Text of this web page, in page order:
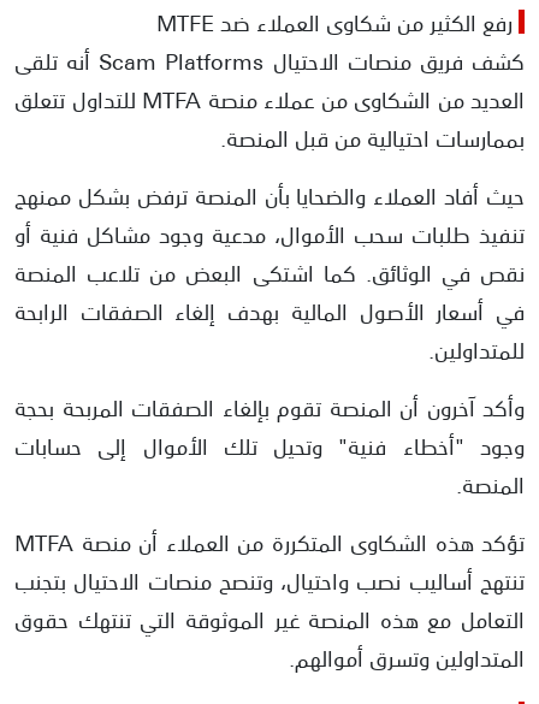
رفع الكثير من شكاوى العملاء ضد MTFE
كشف فريق منصات الاحتيال Scam Platforms أنه تلقى
العديد من الشكاوى من عملاء منصة MTFA للتداول تتعلق
بممارسات احتيالية من قبل المنصة.
حيث أفاد العملاء والضحايا بأن المنصة ترفض بشكل ممنهج
تنفيذ طلبات سحب الأموال، مدعية وجود مشاكل فنية أو
نقص في الوثائق. كما اشتكى البعض من تلاعب المنصة
في أسعار الأصول المالية بهدف إلغاء الصفقات الرابحة
للمتداولين.
وأكد آخرون أن المنصة تقوم بإلغاء الصفقات المربحة بحجة
وجود "أخطاء فنية" وتحيل تلك الأموال إلى حسابات
المنصة.
تؤكد هذه الشكاوى المتكررة من العملاء أن منصة MTFA
تنتهج أساليب نصب واحتيال، وتنصح منصات الاحتيال بتجنب
التعامل مع هذه المنصة غير الموثوقة التي تنتهك حقوق
المتداولين وتسرق أموالهم.